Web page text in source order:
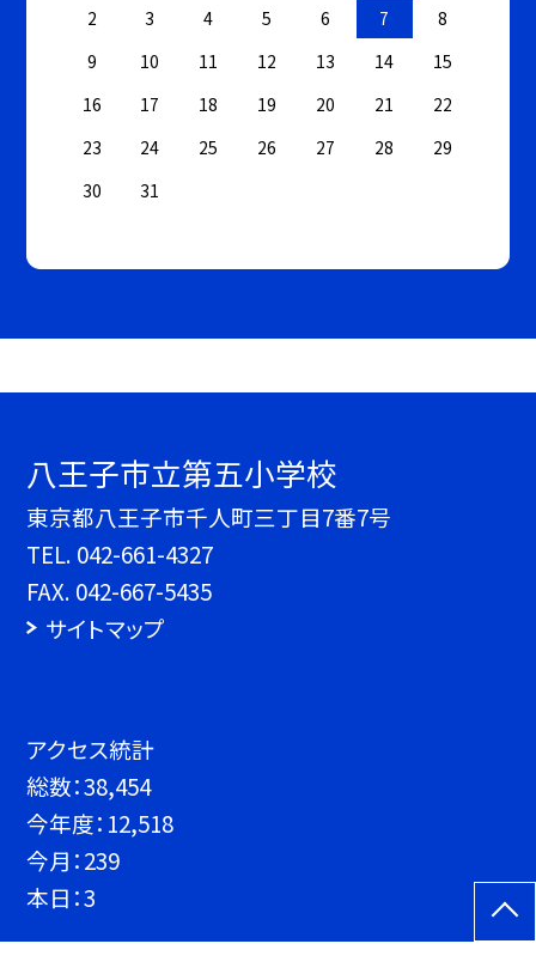
2
3 4 5 6 7
8
9
10 11 12 13 14
15
16
17 18 19 20 21
22
23
24 25 26 27 28
29
30
31
八王子市立第五小学校
東京都八王子市千人町三丁目7番7号
TEL. 042-661-4327
FAX. 042-667-5435
サイトマップ
アクセス統計
総数：38,454
今年度： 12,518
今月：239
本日：3